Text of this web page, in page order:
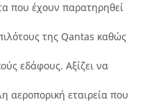
που έχουν παρατηρηθεί
της Qantas καθώς
εδάφους. Αξίζει να
αεροπορική εταιρεία που